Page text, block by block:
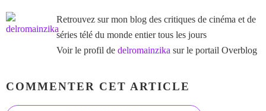
Retrouvez sur mon blog des critiques de cinéma et de
séries télé du monde entier tous les jours
Voir le profil de delromainzika sur le portail Overblog
COMMENTER CET ARTICLE